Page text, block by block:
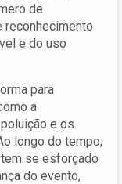
de
reconhecimento
e do uso
para
a
e os
longo do tempo,
se esforçado
do evento,